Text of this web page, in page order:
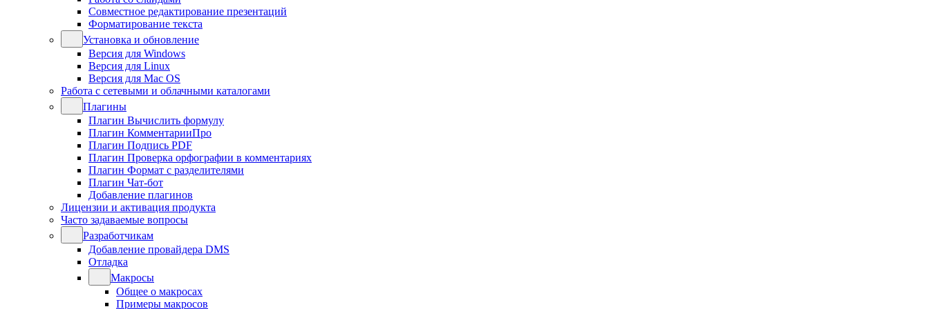
Совместное редактирование презентаций
Форматирование текста
Установка и обновление
Версия для Windows
Версия для Linux
Версия для Mac OS
Работа с сетевыми и облачными каталогами
Плагины
Плагин Вычислить формулу
Плагин КомментарииПро
Плагин Подпись PDF
Плагин Проверка орфографии в комментариях
Плагин Формат с разделителями
Плагин Чат-бот
Добавление плагинов
Лицензии и активация продукта
Часто задаваемые вопросы
Разработчикам
Добавление провайдера DMS
Отладка
Макросы
Общее о макросах
Примеры макросов